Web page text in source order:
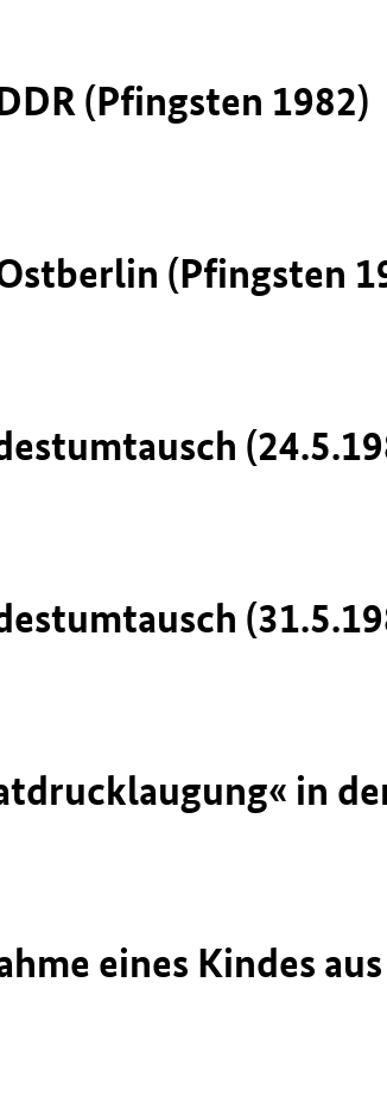
(Pfingsten 1982)
(Pfingsten
in
eines Kindes